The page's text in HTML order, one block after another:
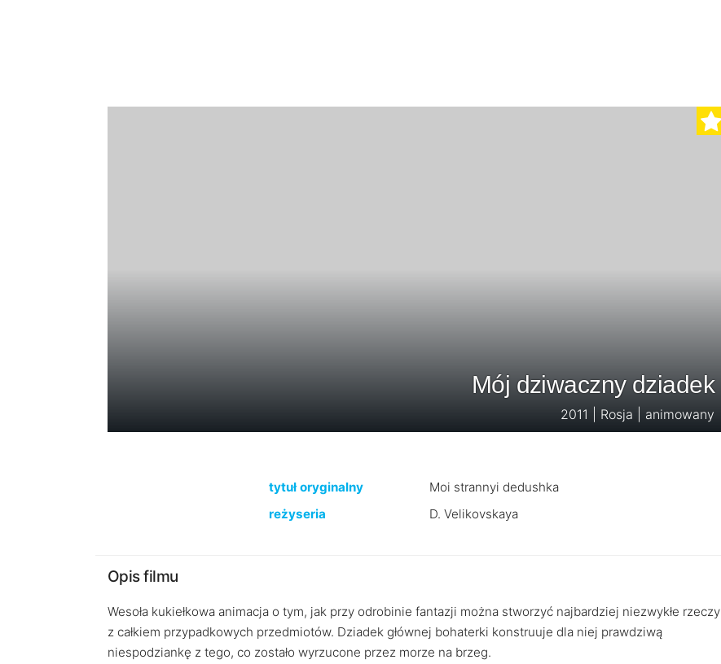
Mój dziwaczny dziadek
2011 | Rosja | animowany
tytuł oryginalny
Moi strannyi dedushka
reżyseria
D. Velikovskaya
Opis filmu
Wesoła kukiełkowa animacja o tym, jak przy odrobinie fantazji można stworzyć najbardziej niezwykłe rzeczy
z całkiem przypadkowych przedmiotów. Dziadek głównej bohaterki konstruuje dla niej prawdziwą
niespodziankę z tego, co zostało wyrzucone przez morze na brzeg.